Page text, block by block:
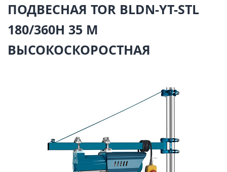
ПОДВЕСНАЯ TOR BLDN-YT-STL
180/360H 35 М
ВЫСОКОСКОРОСТНАЯ